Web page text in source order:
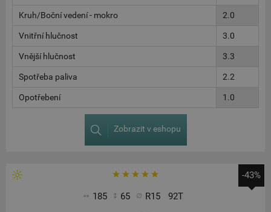
Kruh/Boční vedení - mokro 2.0
Vnitřní hlučnost 3.0
Vnější hlučnost 3.3
Spotřeba paliva 2.2
Opotřebení 1.0
Zobrazit v eshopu
185 65 R15 92T
-43%